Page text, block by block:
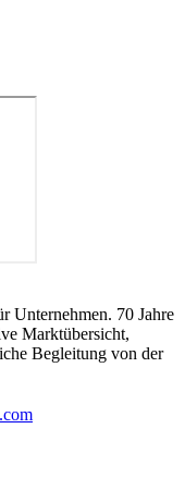
Unternehmen. 70 Jahre
Marktübersicht,
Begleitung von der